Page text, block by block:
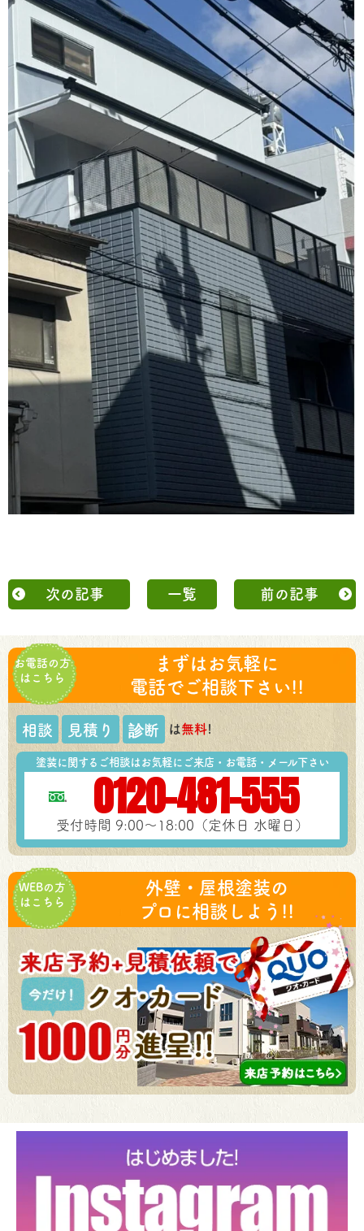
次の記事 一覧 前の記事
お電話の方
はこちら
まずはお気軽に
電話でご相談下さい!!
相談 見積り 診断 は無料!
塗装に関するご相談はお気軽にご来店・お電話・メール下さい
0120-481-555
受付時間 9:00～18:00（定休日 水曜日）
WEBの方
はこちら
外壁・屋根塗装の
プロに相談しよう!!